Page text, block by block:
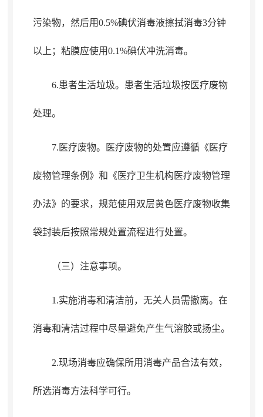
污染物， 然后用0.5%碘伏消毒液擦拭消毒3分钟
以上；粘膜应使用0.1%碘伏冲洗消毒。
6.患者生活垃圾。 患者生活垃圾按医疗废物
处理。
7.医疗废物。 医疗废物的处置应遵循《医疗
废物管理条例》和《医疗卫生机构医疗废物管理
办法》的要求，规范使用双层黄色医疗废物收集
袋封装后按照常规处置流程进行处置。
（三）注意事项。
1.实施消毒和清洁前， 无关人员需撤离。在
消毒和清洁过程中尽量避免产生气溶胶或扬尘。
2.现场消毒应确保所用消毒产品合法有效，
所选消毒方法科学可行。